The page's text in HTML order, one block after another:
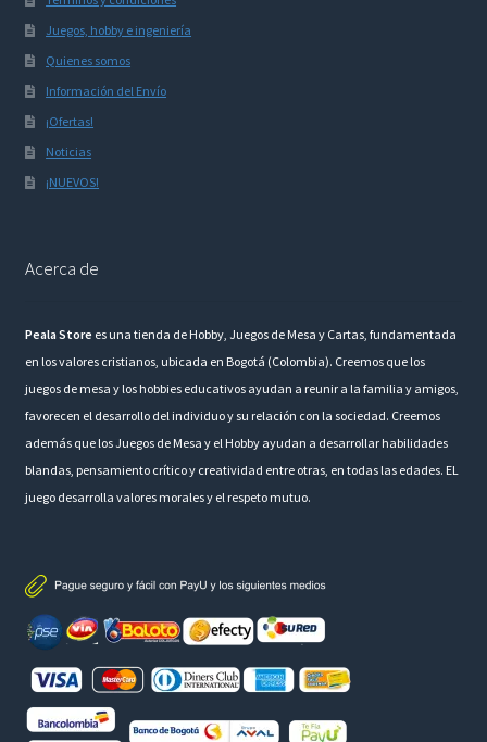
Juegos, hobby e ingeniería
Quienes somos
Información del Envío
¡Ofertas!
Noticias
¡NUEVOS!
Acerca de
Peala Store es una tienda de Hobby, Juegos de Mesa y Cartas, fundamentada
en los valores cristianos, ubicada en Bogotá (Colombia). Creemos que los
juegos de mesa y los hobbies educativos ayudan a reunir a la familia y amigos,
favorecen el desarrollo del individuo y su relación con la sociedad. Creemos
además que los Juegos de Mesa y el Hobby ayudan a desarrollar habilidades
blandas, pensamiento crítico y creatividad entre otras, en todas las edades. EL
juego desarrolla valores morales y el respeto mutuo.